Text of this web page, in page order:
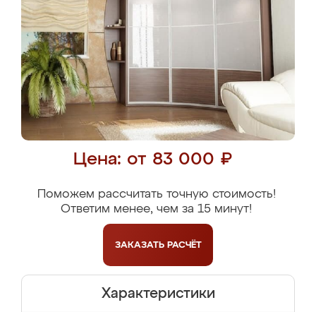
Цена: от 83 000 ₽
Поможем рассчитать точную стоимость!
Ответим менее, чем за 15 минут!
ЗАКАЗАТЬ РАСЧЁТ
Характеристики